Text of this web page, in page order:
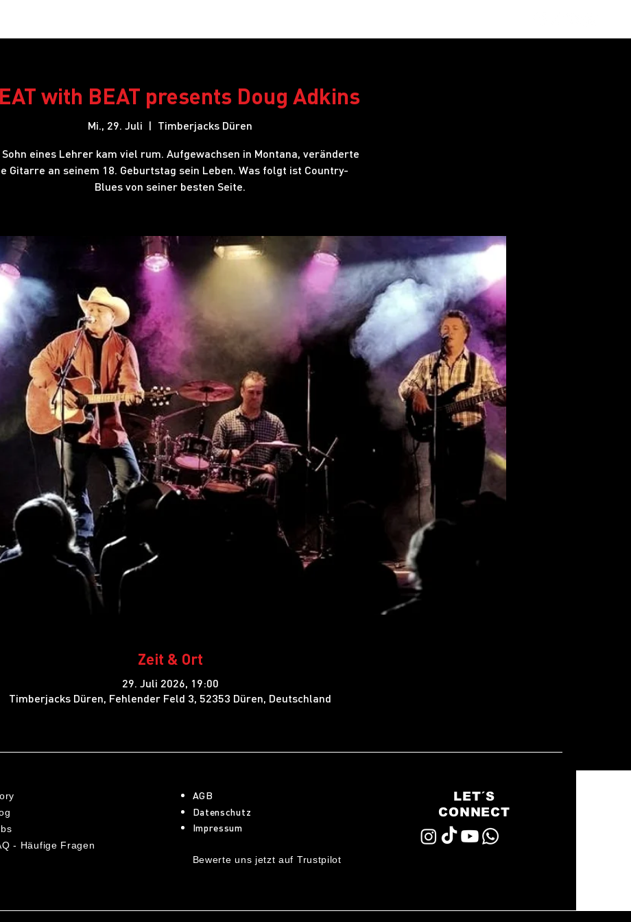
with BEAT presents Doug Adkins
Mi., 29. Juli
  |
Timberjacks Düren
Sohn eines Lehrer kam viel rum. Aufgewachsen in Montana, veränderte
Gitarre an seinem 18. Geburtstag sein Leben. Was folgt ist Country-
Blues von seiner besten Seite.
Zeit & Ort
29. Juli 2026, 19:00
Timberjacks Düren, Fehlender Feld 3, 52353 Düren, Deutschland
- Häufige Fragen
AGB
Datenschutz
Impressum
Bewerte uns jetzt auf Trustpilot
LET´S
CONNECT